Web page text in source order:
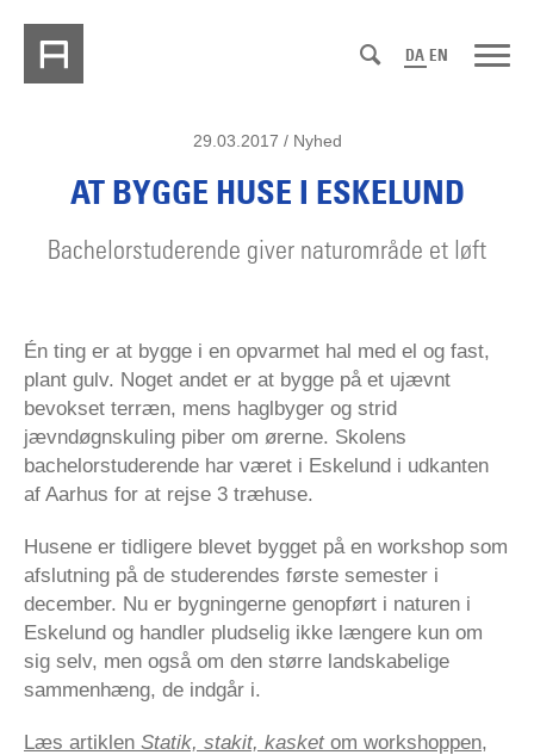
DA EN
29.03.2017 / Nyhed
AT BYGGE HUSE I ESKELUND
Bachelorstuderende giver naturområde et løft
Én ting er at bygge i en opvarmet hal med el og fast,
plant gulv. Noget andet er at bygge på et ujævnt
bevokset terræn, mens haglbyger og strid
jævndøgnskuling piber om ørerne. Skolens
bachelorstuderende har været i Eskelund i udkanten
af Aarhus for at rejse 3 træhuse.
Husene er tidligere blevet bygget på en workshop som
afslutning på de studerendes første semester i
december. Nu er bygningerne genopført i naturen i
Eskelund og handler pludselig ikke længere kun om
sig selv, men også om den større landskabelige
sammenhæng, de indgår i.
Læs artiklen Statik, stakit, kasketom workshoppen,